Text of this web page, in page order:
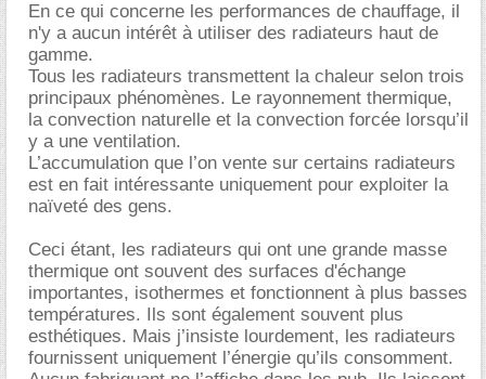
En ce qui concerne les performances de chauffage, il
n'y a aucun intérêt à utiliser des radiateurs haut de
gamme.
Tous les radiateurs transmettent la chaleur selon trois
principaux phénomènes. Le rayonnement thermique,
la convection naturelle et la convection forcée lorsqu’il
y a une ventilation.
L’accumulation que l’on vente sur certains radiateurs
est en fait intéressante uniquement pour exploiter la
naïveté des gens.
Ceci étant, les radiateurs qui ont une grande masse
thermique ont souvent des surfaces d'échange
importantes, isothermes et fonctionnent à plus basses
températures. Ils sont également souvent plus
esthétiques. Mais j’insiste lourdement, les radiateurs
fournissent uniquement l’énergie qu’ils consomment.